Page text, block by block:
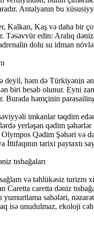
Antalyanın bu
Kalkan, Kaş və daha bir
edin: Aralıq
dolu su idman
həm də Türkiyənin
biri hesab olunur. Eyni
Burada həmçinin
imkanlar təqdim
yerləşən qədim
Qədim Şəhəri və
tarixi paytaxtı
tısbağaları
və təhlükəsiz turizm
caretta dəniz
sahələri,
isə unudulmaz, ekoloji